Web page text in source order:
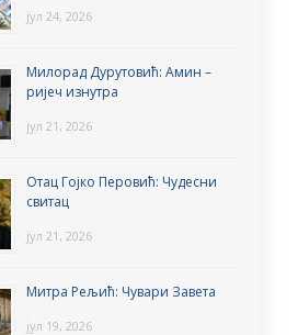
јул 24, 2026
Милорад Дурутовић: Амин –
ријеч изнутра
јул 21, 2026
Отац Гојко Перовић: Чудесни
свитац
јул 21, 2026
Митра Рељић: Чувари Завета
јул 19, 2026